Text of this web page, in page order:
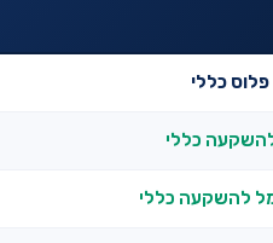
פלוס כללי
כללי
להשקעה כללי